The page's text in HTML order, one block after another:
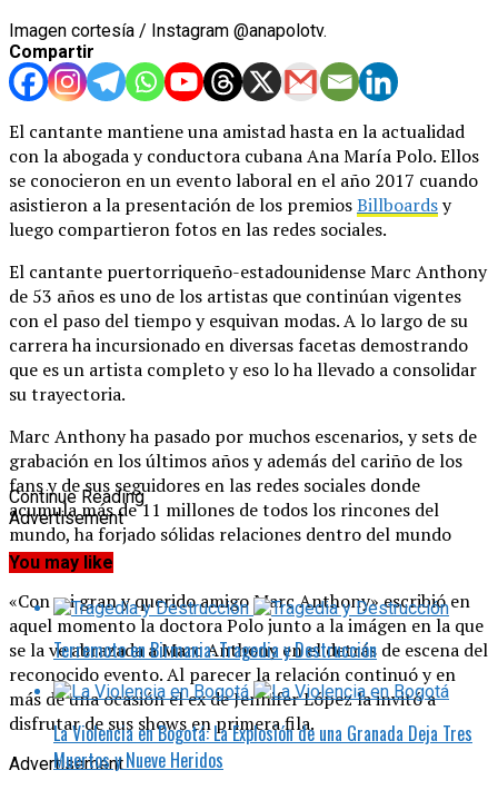
Imagen cortesía / Instagram @anapolotv.
Compartir
El cantante mantiene una amistad hasta en la actualidad
con la abogada y conductora cubana Ana María Polo. Ellos
se conocieron en un evento laboral en el año 2017 cuando
asistieron a la presentación de los premiosBillboardsy
luego compartieron fotos en las redes sociales.
El cantante puertorriqueño-estadounidense Marc Anthony
de 53 años es uno de los artistas que continúan vigentes
con el paso del tiempo y esquivan modas. A lo largo de su
carrera ha incursionado en diversas facetas demostrando
que es un artista completo y eso lo ha llevado a consolidar
su trayectoria.
Marc Anthony ha pasado por muchos escenarios, y sets de
grabación en los últimos años y además del cariño de los
fans y de sus seguidores en las redes sociales donde
acumula más de 11 millones de todos los rincones del
mundo, ha forjado sólidas relaciones dentro del mundo
artístico.
«Con mi gran y querido amigo Marc Anthony» escribió en
aquel momento la doctora Polo junto a la imágen en la que
se la ve abrazada a Marc Anthony en el detrás de escena del
reconocido evento. Al parecer la relación continuó y en
más de una ocasión el ex de Jennifer López la invitó a
disfrutar de sus shows en primera fila.
Advertisement
Continue Reading
Advertisement
You may like
Terremoto en Birmania: Tragedia y Destrucción
La Violencia en Bogotá: La Explosión de una Granada Deja Tres
Muertos y Nueve Heridos